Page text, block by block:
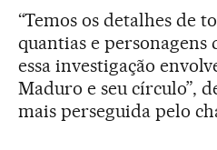
“Temos os detalhes de
quantias e personagens
essa investigação
Maduro e seu círculo”,
mais perseguida pelo